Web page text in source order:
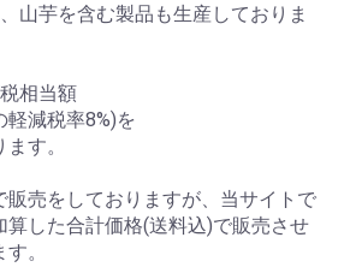
山芋を含む製品も生産しておりま
相当額
減税率8%)を
す。
販売をしておりますが、当サイトで
算した合計価格(送料込)で販売させ
。